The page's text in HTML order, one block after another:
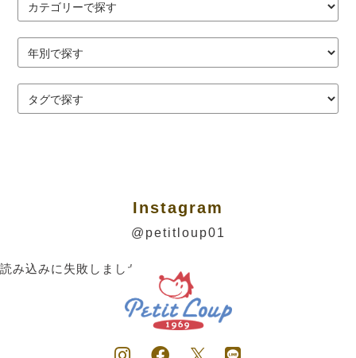
Instagram
@petitloup01
読み込みに失敗しました。